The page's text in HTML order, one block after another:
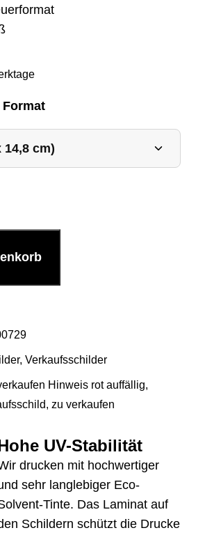
, Verkaufsschilder
Hinweis rot auffällig,
, zu verkaufen
UV-Stabilität
drucken mit hochwertiger
sehr langlebiger Eco-
Tinte. Das Laminat auf
Schildern schützt die Drucke